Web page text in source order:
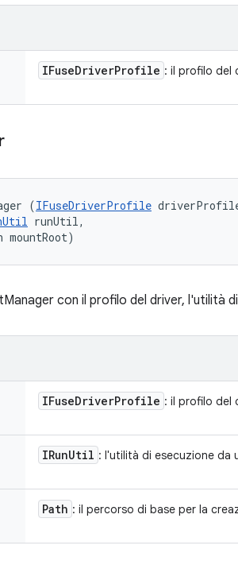
IFuseDriverProfile : il profilo del
(IFuseDriverProfile
runUtil,
mountRoot)
con il profilo del driver, l'utilità
IFuseDriverProfile : il profilo del
IRunUtil : l'utilità di esecuzione da
Path : il percorso di base per la